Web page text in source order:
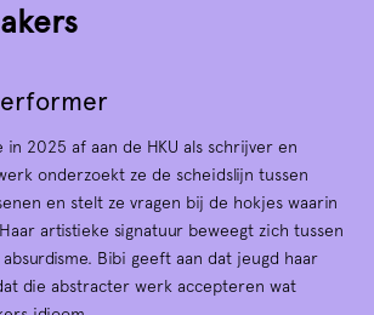
in 2025 af aan de HKU als schrijver en
onderzoekt ze de scheidslijn tussen
en stelt ze vragen bij de hokjes waarin
artistieke signatuur beweegt zich tussen
Bibi geeft aan dat jeugd haar
die abstracter werk accepteren wat